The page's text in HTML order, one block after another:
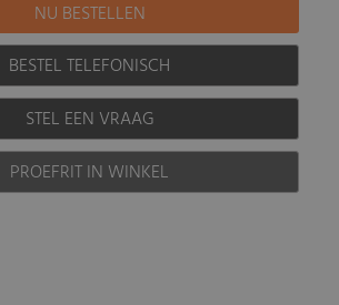
BESTEL TELEFONISCH
STEL EEN VRAAG
PROEFRIT IN WINKEL